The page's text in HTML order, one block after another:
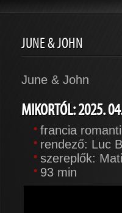
JUNE & JOHN
June & John
MIKORTÓL: 2025.
francia
rendező: Luc
szereplők:
93 min